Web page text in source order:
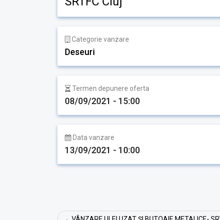
Categorie vanzare
Deseuri
Termen depunere oferta
08/09/2021 - 15:00
Data vanzare
13/09/2021 - 10:00